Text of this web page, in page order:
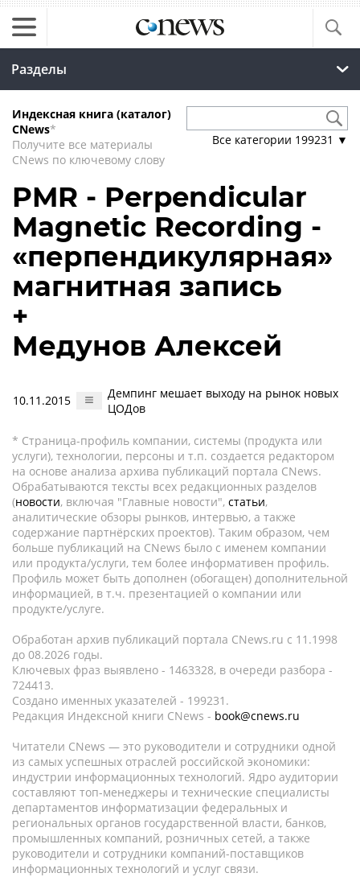
Разделы
Индексная книга (каталог)
CNews*
Получите все материалы
CNews по ключевому слову
Все категории 199231 ▼
PMR - Perpendicular
Magnetic Recording -
«перпендикулярная»
магнитная запись
+
Медунов Алексей
10.11.2015
Демпинг мешает выходу на рынок новых
ЦОДов
* Страница-профиль компании, системы (продукта или
услуги), технологии, персоны и т.п. создается редактором
на основе анализа архива публикаций портала CNews.
Обрабатываются тексты всех редакционных разделов
(новости, включая "Главные новости", статьи,
аналитические обзоры рынков, интервью, а также
содержание партнёрских проектов). Таким образом, чем
больше публикаций на CNews было с именем компании
или продукта/услуги, тем более информативен профиль.
Профиль может быть дополнен (обогащен) дополнительной
информацией, в т.ч. презентацией о компании или
продукте/услуге.
Обработан архив публикаций портала CNews.ru c 11.1998
до 08.2026 годы.
Ключевых фраз выявлено - 1463328, в очереди разбора -
724413.
Создано именных указателей - 199231.
Редакция Индексной книги CNews - book@cnews.ru
Читатели CNews — это руководители и сотрудники одной
из самых успешных отраслей российской экономики:
индустрии информационных технологий. Ядро аудитории
составляют топ-менеджеры и технические специалисты
департаментов информатизации федеральных и
региональных органов государственной власти, банков,
промышленных компаний, розничных сетей, а также
руководители и сотрудники компаний-поставщиков
информационных технологий и услуг связи.